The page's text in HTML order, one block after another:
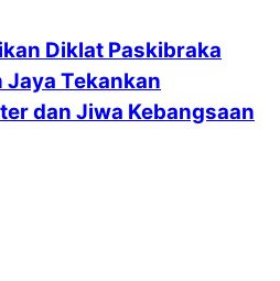
Diklat Paskibraka
Jaya Tekankan
dan Jiwa Kebangsaan